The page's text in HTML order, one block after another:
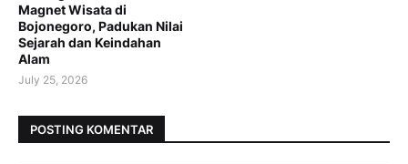
Magnet Wisata di
Bojonegoro, Padukan Nilai
Sejarah dan Keindahan
Alam
July 25, 2026
POSTING KOMENTAR